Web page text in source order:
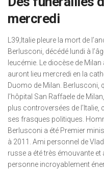
mercredi
L39;Italie pleure la mort de
Berlusconi, décédé lundi à
leucémie. Le diocèse de
auront lieu mercredi en la
Duomo de Milan. Berlusconi,
l’hôpital San Raffaele de
plus controversées de
ses frasques politiques.
Berlusconi a été Premier
à 2011. Ami personnel de
russe a été très émouvante
personne incroyablement